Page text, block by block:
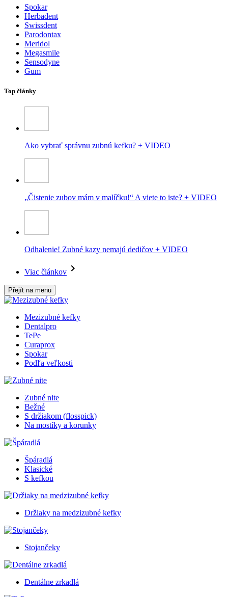
Spokar
Herbadent
Swissdent
Parodontax
Meridol
Megasmile
Sensodyne
Gum
Top články
Ako vybrať správnu zubnú kefku? + VIDEO
„Čistenie zubov mám v malíčku!“ A viete to iste? + VIDEO
Odhalenie! Zubné kazy nemajú dedičov + VIDEO
Viac článkov
Přejít na menu
Mezizubné kefky
Dentalpro
TePe
Curaprox
Spokar
Podľa veľkosti
Zubné nite
Bežné
S držiakom (flosspick)
Na mostíky a korunky
Špáradlá
Klasické
S kefkou
Držiaky na medzizubné kefky
Stojančeky
Dentálne zrkadlá